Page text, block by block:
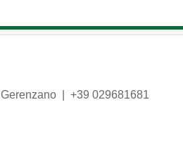
Gerenzano +39 029681681